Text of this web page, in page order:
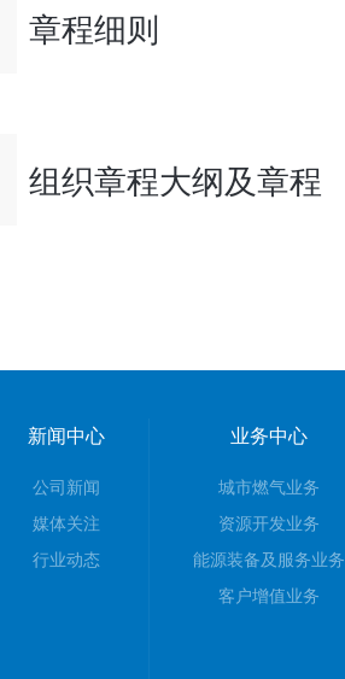
章程细则
组织章程大纲及章程
新闻中心
公司新闻
媒体关注
行业动态
业务中心
城市燃气业务
资源开发业务
能源装备及服务业务
客户增值业务